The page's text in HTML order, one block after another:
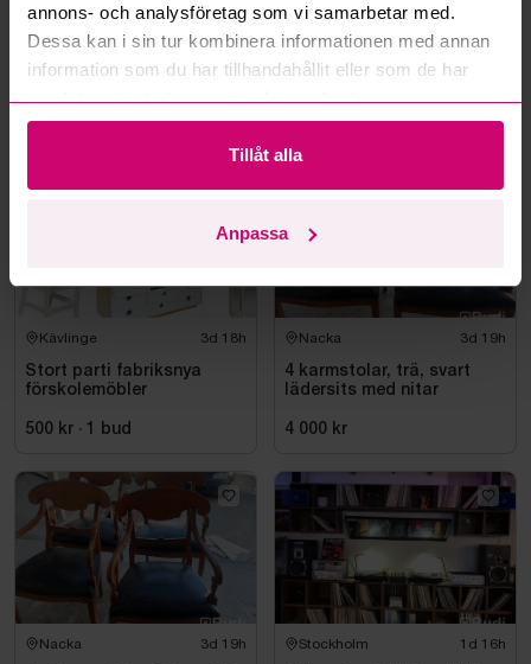
annons- och analysföretag som vi samarbetar med.
Dessa kan i sin tur kombinera informationen med annan
information som du har tillhandahållit eller som de har
samlat in när du har använt deras tjänster.
Tillåt alla
Anpassa
Läs fler frågor och svar
Mer från samma kategori
Kävlinge 3d 18h
Stort parti fabriksnya
förskolemöbler
500 kr · 1 bud
Nacka 3d 19h
4 karmstolar, trä, svart
lädersits med nitar
4 000 kr
Nacka 3d 19h Stockholm 1d 16h